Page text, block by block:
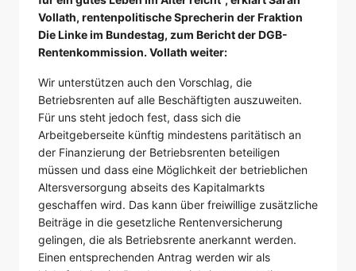
Vollath, rentenpolitische Sprecherin der Fraktion
Die Linke im Bundestag, zum Bericht der DGB-
Rentenkommission. Vollath weiter:
Wir unterstützen auch den Vorschlag, die
Betriebsrenten auf alle Beschäftigten auszuweiten.
Für uns steht jedoch fest, dass sich die
Arbeitgeberseite künftig mindestens paritätisch an
der Finanzierung der Betriebsrenten beteiligen
müssen und dass eine Möglichkeit der betrieblichen
Altersversorgung abseits des Kapitalmarkts
geschaffen wird. Das kann über freiwillige zusätzliche
Beiträge in die gesetzliche Rentenversicherung
gelingen, die als Betriebsrente anerkannt werden.
Einen entsprechenden Antrag werden wir als